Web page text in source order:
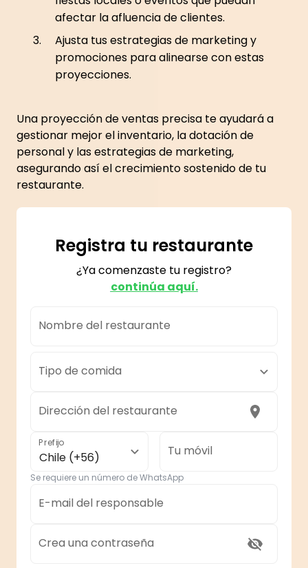
afectar la afluencia de clientes.
Ajusta tus estrategias de marketing y
promociones para alinearse con estas
proyecciones.
Una proyección de ventas precisa te ayudará a
gestionar mejor el inventario, la dotación de
personal y las estrategias de marketing,
asegurando así el crecimiento sostenido de tu
restaurante.
Registra tu restaurante
¿Ya comenzaste tu registro?
continúa aquí.
Nombre del restaurante
Tipo de comida
Dirección del restaurante
Prefijo
Chile (+56) Tu móvil
Se requiere un número de WhatsApp
E-mail del responsable
Crea una contraseña